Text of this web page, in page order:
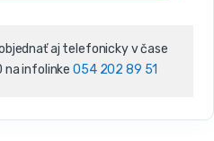
aj telefonicky v čase
na infolinke054 202 89 51